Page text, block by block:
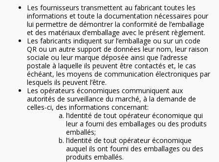
Les fournisseurs transmettent au fabricant toutes les
informations et toute la documentation nécessaires pour
lui permettre de démontrer la conformité de l’emballage
et des matériaux d’emballage avec le présent règlement.
Les fabricants indiquent sur l’emballage ou sur un code
QR ou un autre support de données leur nom, leur raison
sociale ou leur marque déposée ainsi que l’adresse
postale à laquelle ils peuvent être contactés et, le cas
échéant, les moyens de communication électroniques par
lesquels ils peuvent l’être.
Les opérateurs économiques communiquent aux
autorités de surveillance du marché, à la demande de
celles-ci, des informations concernant:
l’identité de tout opérateur économique qui
leur a fourni des emballages ou des produits
emballés;
l’identité de tout opérateur économique
auquel ils ont fourni des emballages ou des
produits emballés.